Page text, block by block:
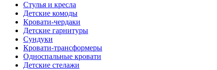
Стулья и кресла
Детские комоды
Кровати-чердаки
Детские гарнитуры
Сундуки
Кровати-трансформеры
Односпальные кровати
Детские стелажи